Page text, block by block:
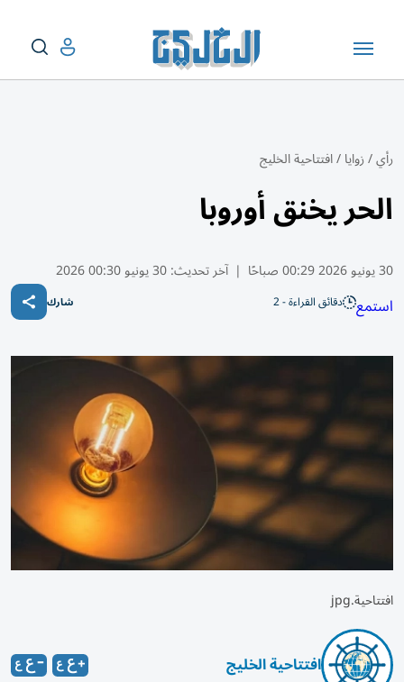
رأي/زوايا/افتتاحية الخليج
الحر يخنق أوروبا
30 يونيو 2026 00:29 صباحًا | آخر تحديث:30 يونيو 00:30 2026
استمع دقائق القراءة - 2 شارك
افتتاحية.jpg
افتتاحية الخليج